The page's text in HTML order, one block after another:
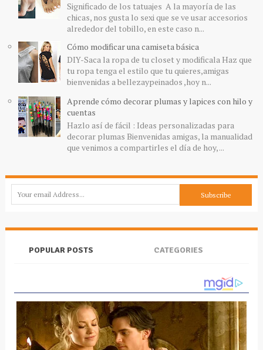
Significado de los tatuajes A la mayoría de las
chicas, nos gusta lo sexi que se ve usar accesorios
alrededor del tobillo, en este caso n...
Cómo modificar una camiseta básica
DIY-Saca la ropa de tu closet y modificala Haz que
tu ropa tenga el estilo que tu quieres,amigas
bienvenidas a bellezaypeinados ,hoy n...
Aprende cómo decorar plumas y lapices con hilo y
cuentas
Hazlo así de fácil : Ideas personalizadas para
decorar plumas Bienvenidas amigas, la manualidad
que venimos a compartirles el día de hoy, ...
POPULAR POSTS CATEGORIES